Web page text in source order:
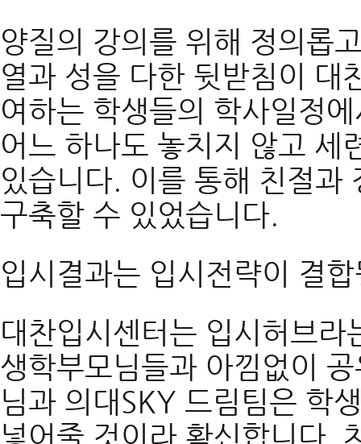
양질의 강의를 위해 정의롭
열과 성을 다한 뒷받침이 대
여하는 학생들의 학사일정
어느 하나도 놓치지 않고 세
있습니다. 이를 통해 친절과
구축할 수 있었습니다.
입시결과는 입시전략이 결
대찬입시센터는 입시허브
생학부모님들과 아낌없이
님과 의대SKY 드림팀은 학
넣어줄 것이라 확신합니다.